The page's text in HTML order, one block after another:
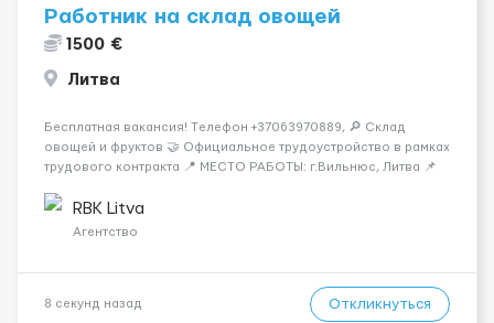
Работник на склад овощей
1500 €
Литва
Бесплатная вакансия! Tелефон +37063970889, 🔎 Склад
овощей и фруктов 🤝 Официальное трудоустройство в рамках
трудового контракта 📍 МЕСТО РАБОТЫ: г.Вильнюс, Литва 📌
- медкомиссия 30 евро (с ЗП) - работа в темпе - разговорный
русский...
RBK Litva
Агентство
8 секунд назад Откликнуться